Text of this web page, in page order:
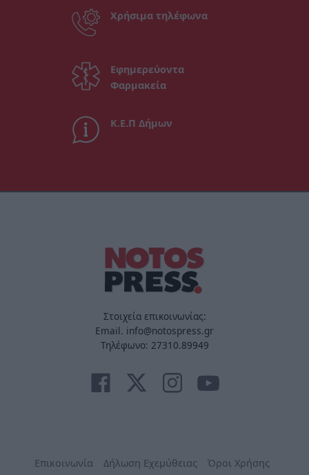
Χρήσιμα τηλέφωνα
Εφημερεύοντα
Φαρμακεία
Κ.Ε.Π Δήμων
Στοιχεία επικοινωνίας:
Email. info@notospress.gr
Τηλέφωνο: 27310.89949
Επικοινωνία Δήλωση Εχεμύθειας Όροι Χρήσης